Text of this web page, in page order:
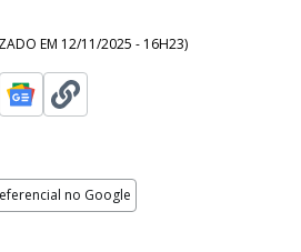
EM 12/11/2025 - 16H23)
no Google